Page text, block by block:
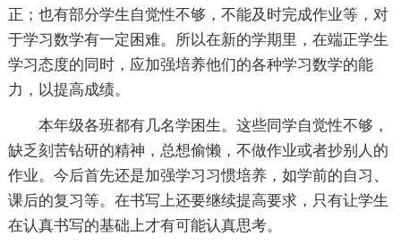
正；也有部分学生自觉性不够，不能及时完成作业等，对
于学习数学有一定困难。所以在新的学期里，在端正学生
学习态度的同时，应加强培养他们的各种学习数学的能
力，以提高成绩。
本年级各班都有几名学困生。这些同学自觉性不够，
缺乏刻苦钻研的精神，总想偷懒，不做作业或者抄别人的
作业。今后首先还是加强学习习惯培养，如学前的自习、
课后的复习等。在书写上还要继续提高要求，只有让学生
在认真书写的基础上才有可能认真思考。